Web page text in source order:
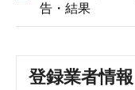
告・結果
登録業者情報